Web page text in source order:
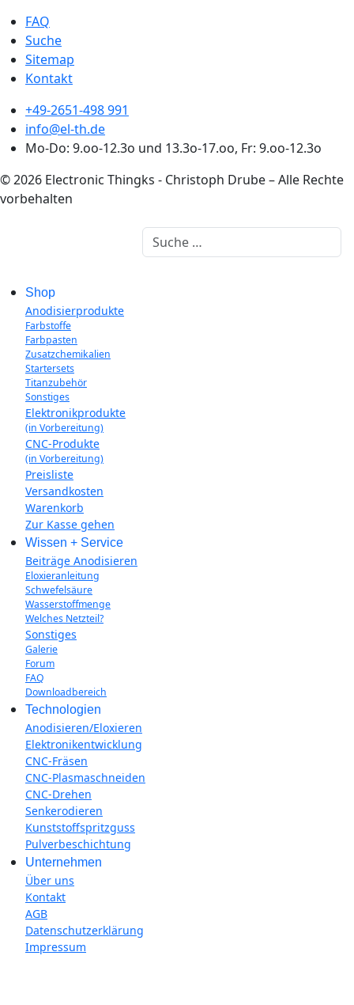
FAQ
Suche
Sitemap
Kontakt
+49-2651-498 991
info@el-th.de
Mo-Do: 9.oo-12.3o und 13.3o-17.oo, Fr: 9.oo-12.3o
© 2026 Electronic Thingks - Christoph Drube – Alle Rechte
vorbehalten
Suchen
Shop
Anodisierprodukte
Farbstoffe
Farbpasten
Zusatzchemikalien
Startersets
Titanzubehör
Sonstiges
Elektronikprodukte
(in Vorbereitung)
CNC-Produkte
(in Vorbereitung)
Preisliste
Versandkosten
Warenkorb
Zur Kasse gehen
Wissen + Service
Beiträge Anodisieren
Eloxieranleitung
Schwefelsäure
Wasserstoffmenge
Welches Netzteil?
Sonstiges
Galerie
Forum
FAQ
Downloadbereich
Technologien
Anodisieren/Eloxieren
Elektronikentwicklung
CNC-Fräsen
CNC-Plasmaschneiden
CNC-Drehen
Senkerodieren
Kunststoffspritzguss
Pulverbeschichtung
Unternehmen
Über uns
Kontakt
AGB
Datenschutzerklärung
Impressum